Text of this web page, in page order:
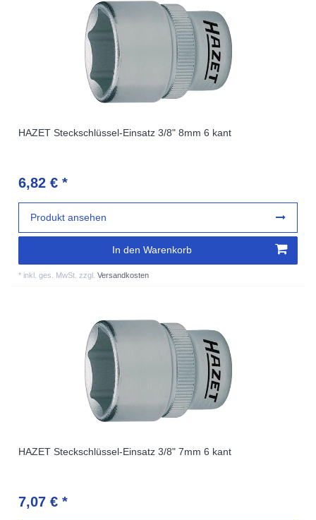
HAZET Steckschlüssel-Einsatz 3/8" 8mm 6 kant
6,82 € *
In den Warenkorb
* inkl. ges. MwSt. zzgl.Versandkosten
Produkt ansehen
HAZET Steckschlüssel-Einsatz 3/8" 7mm 6 kant
7,07 € *